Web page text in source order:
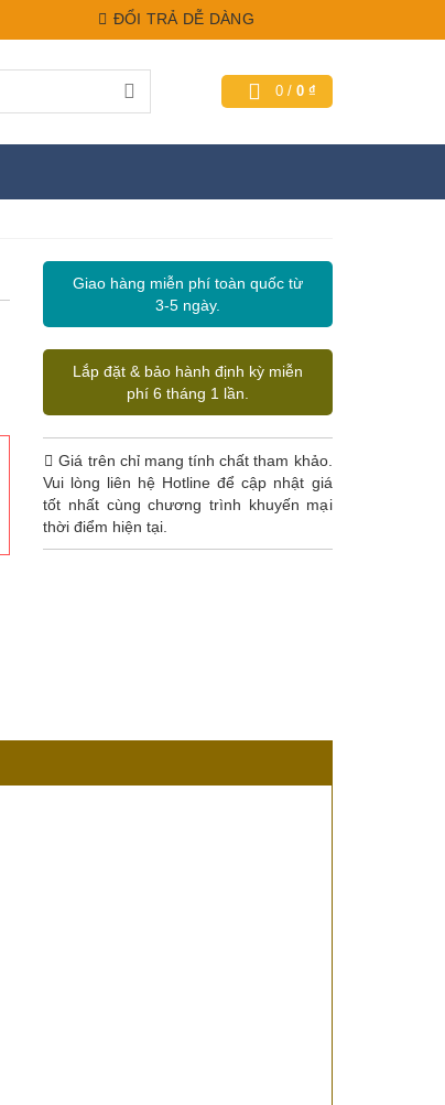
ĐỔI TRẢ DỄ DÀNG
0 / 0 ₫
Giao hàng miễn phí toàn quốc từ
3-5 ngày.
Lắp đặt & bảo hành định kỳ miễn
phí 6 tháng 1 lần.
Giá trên chỉ mang tính chất tham khảo.
Vui lòng liên hệ Hotline để cập nhật giá
tốt nhất cùng chương trình khuyến mại
thời điểm hiện tại.